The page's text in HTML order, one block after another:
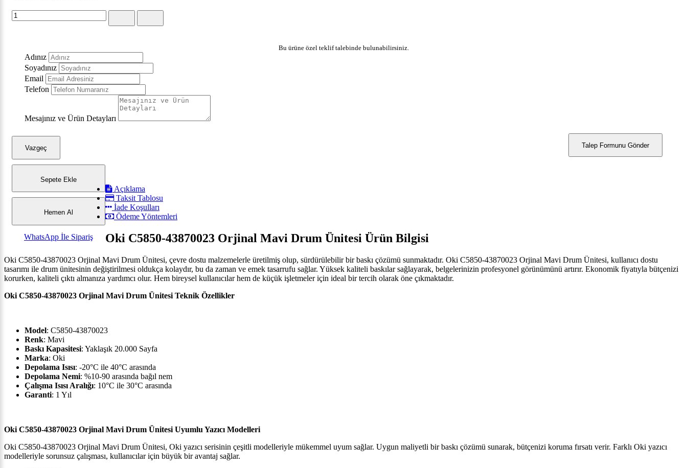
Bu ürüne özel teklif talebinde bulunabilirsiniz.
Adınız
Soyadınız
Email
Telefon
Mesajınız ve Ürün Detayları
Talep Formunu Gönder
Vazgeç
Sepete Ekle
Hemen Al
WhatsApp İle Sipariş
Açıklama
Taksit Tablosu
İade Koşulları
Ödeme Yöntemleri
Oki C5850-43870023 Orjinal Mavi Drum Ünitesi Ürün Bilgisi
Oki C5850-43870023 Orjinal Mavi Drum Ünitesi, çevre dostu malzemelerle üretilmiş olup, sürdürülebilir bir baskı çözümü sunmaktadır. Oki C5850-43870023 Orjinal Mavi Drum Ünitesi, kullanıcı dostu
tasarımı ile drum ünitesinin değiştirilmesi oldukça kolaydır, bu da zaman ve emek tasarrufu sağlar. Yüksek kaliteli baskılar sağlayarak, belgelerinizin profesyonel görünümünü artırır. Ekonomik fiyatıyla bütçenizi
korurken, kaliteli çıktı almanıza yardımcı olur. Hem bireysel kullanıcılar hem de küçük işletmeler için ideal bir tercih olarak öne çıkmaktadır.
Oki C5850-43870023 Orjinal Mavi Drum Ünitesi Teknik Özellikler
Model: C5850-43870023
Renk: Mavi
Baskı Kapasitesi: Yaklaşık 20.000 Sayfa
Marka: Oki
Depolama Isısı: -20°C ile 40°C arasında
Depolama Nemi: %10-90 arasında bağıl nem
Çalışma Isısı Aralığı: 10°C ile 30°C arasında
Garanti: 1 Yıl
Oki C5850-43870023 Orjinal Mavi Drum Ünitesi Uyumlu Yazıcı Modelleri
Oki C5850-43870023 Orjinal Mavi Drum Ünitesi, Oki yazıcı serisinin çeşitli modelleriyle mükemmel uyum sağlar. Uygun maliyetli bir baskı çözümü sunarak, bütçenizi koruma fırsatı verir. Farklı Oki yazıcı
modelleriyle sorunsuz çalışması, kullanıcılar için büyük bir avantaj sağlar.